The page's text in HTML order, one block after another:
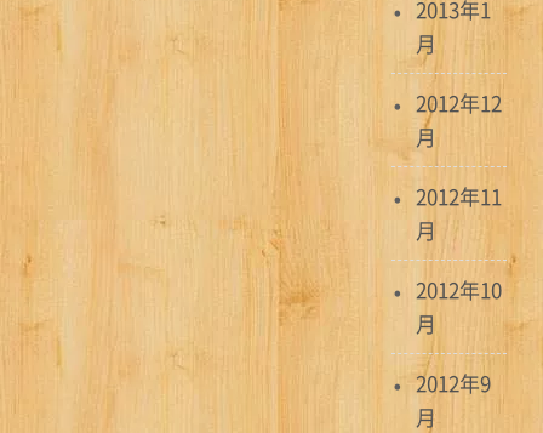
2013年1
月
2012年12
月
2012年11
月
2012年10
月
2012年9
月